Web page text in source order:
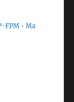
FPM、MariaDB（